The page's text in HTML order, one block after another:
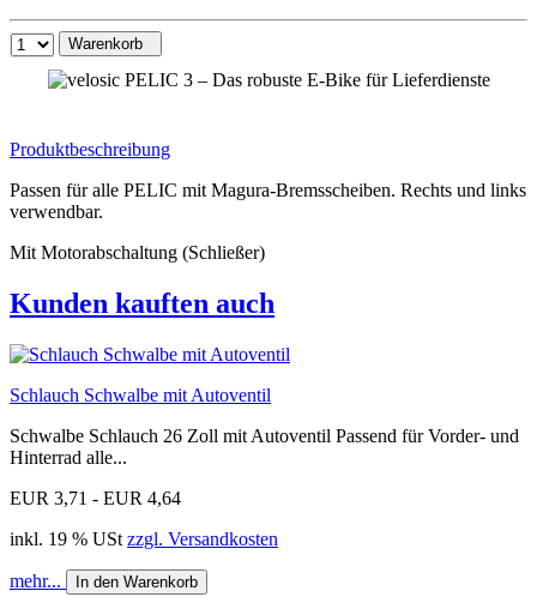
Warenkorb
Produktbeschreibung
Passen für alle PELIC mit Magura-Bremsscheiben. Rechts und links
verwendbar.
Mit Motorabschaltung (Schließer)
Kunden kauften auch
Schlauch Schwalbe mit Autoventil
Schwalbe Schlauch 26 Zoll mit Autoventil Passend für Vorder- und
Hinterrad alle...
EUR 3,71 - EUR 4,64
inkl. 19 % USt zzgl. Versandkosten
mehr... In den Warenkorb